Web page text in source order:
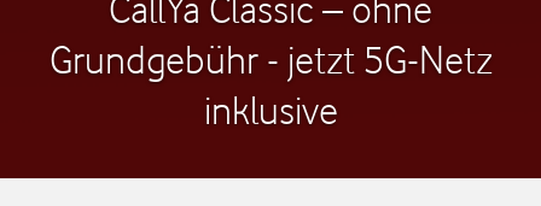
Grundgebühr - jetzt 5G-Netz
inklusive